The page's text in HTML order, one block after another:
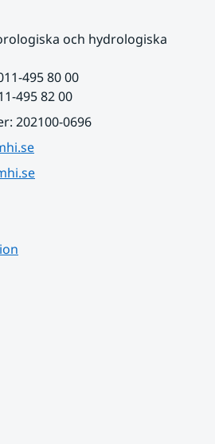
och hydrologiska
495 80 00
495 82 00
202100-0696